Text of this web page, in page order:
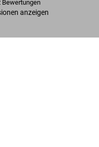
Bewertungen
anzeigen